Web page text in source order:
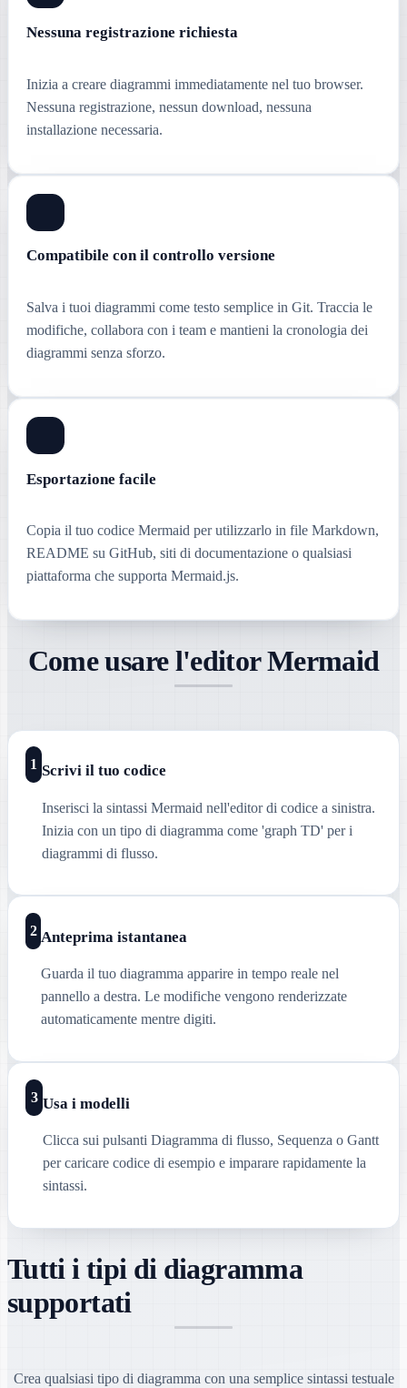
Nessuna registrazione richiesta
Inizia a creare diagrammi immediatamente nel tuo browser.
Nessuna registrazione, nessun download, nessuna
installazione necessaria.
Compatibile con il controllo versione
Salva i tuoi diagrammi come testo semplice in Git. Traccia le
modifiche, collabora con i team e mantieni la cronologia dei
diagrammi senza sforzo.
Esportazione facile
Copia il tuo codice Mermaid per utilizzarlo in file Markdown,
README su GitHub, siti di documentazione o qualsiasi
piattaforma che supporta Mermaid.js.
Come usare l'editor Mermaid
1 Scrivi il tuo codice
Inserisci la sintassi Mermaid nell'editor di codice a sinistra.
Inizia con un tipo di diagramma come 'graph TD' per i
diagrammi di flusso.
2 Anteprima istantanea
Guarda il tuo diagramma apparire in tempo reale nel
pannello a destra. Le modifiche vengono renderizzate
automaticamente mentre digiti.
3 Usa i modelli
Clicca sui pulsanti Diagramma di flusso, Sequenza o Gantt
per caricare codice di esempio e imparare rapidamente la
sintassi.
Tutti i tipi di diagramma
supportati
Crea qualsiasi tipo di diagramma con una semplice sintassi testuale